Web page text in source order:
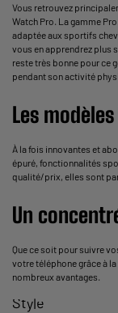
Vous retrouvez
Watch Pro. La gamme
adaptée aux sportifs
vous en apprendrez plus
reste très bonne pour ce
pendant son activité
Les
À la fois innovantes et
épuré, fonctionnalités
qualité/prix, elles sont
Un
Que ce soit pour suivre
votre téléphone grâce à
nombreux avantages.
Style